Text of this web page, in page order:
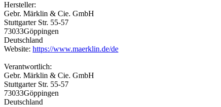
Hersteller:
Gebr. Märklin & Cie. GmbH
Stuttgarter Str. 55-57
73033Göppingen
Deutschland
Website: https://www.maerklin.de/de
Verantwortlich:
Gebr. Märklin & Cie. GmbH
Stuttgarter Str. 55-57
73033Göppingen
Deutschland